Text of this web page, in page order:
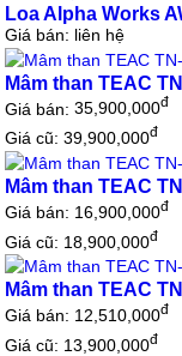
Loa Alpha Works
Giá bán: liên hệ
Mâm than TEAC
Giá bán:35,900,000đ
Giá cũ: 39,900,000đ
Mâm than TEAC
Giá bán: 16,900,000đ
Giá cũ: 18,900,000đ
Mâm than TEAC
Giá bán: 12,510,000đ
Giá cũ: 13,900,000đ